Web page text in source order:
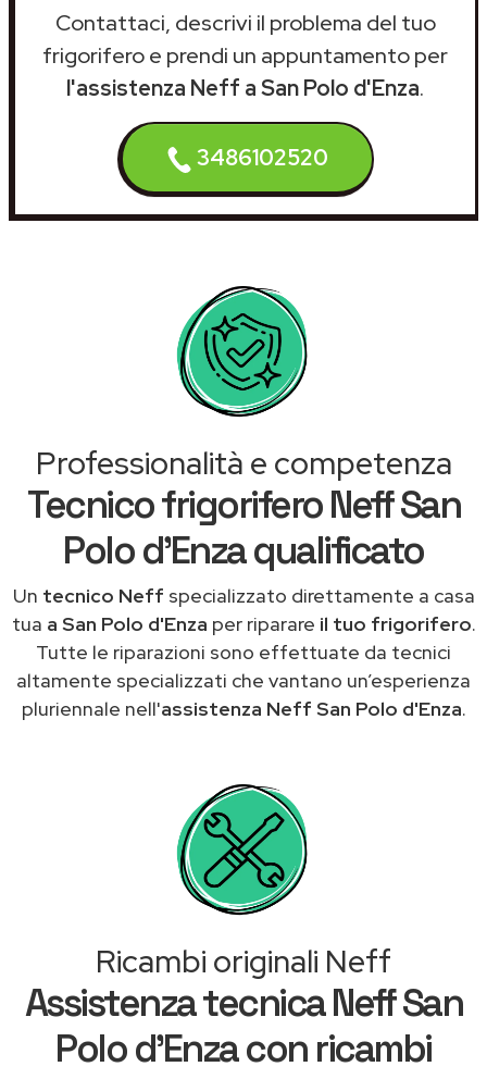
Contattaci, descrivi il problema del tuo
frigorifero e prendi un appuntamento per
l'assistenza Neff a San Polo d'Enza.
3486102520
Professionalità e competenza
Tecnico frigorifero Neff San
Polo d'Enza qualificato
Un tecnico Neff specializzato direttamente a casa
tua a San Polo d'Enza per riparare il tuo frigorifero.
Tutte le riparazioni sono effettuate da tecnici
altamente specializzati che vantano un’esperienza
pluriennale nell'assistenza Neff San Polo d'Enza.
Ricambi originali Neff
Assistenza tecnica Neff San
Polo d'Enza con ricambi